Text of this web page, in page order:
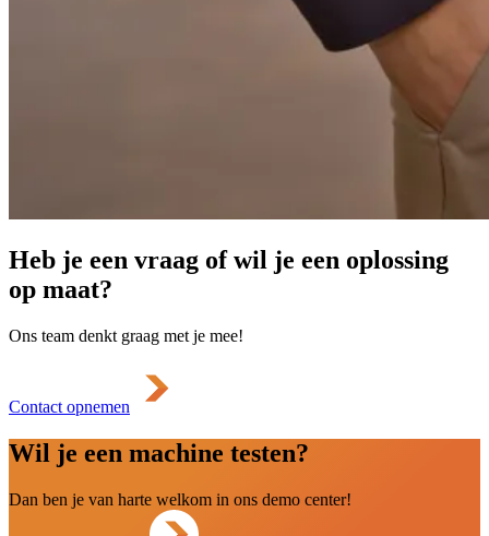
Heb je een vraag of wil je een oplossing
op maat?
Ons team denkt graag met je mee!
Contact opnemen
Wil je een machine testen?
Dan ben je van harte welkom in ons demo center!